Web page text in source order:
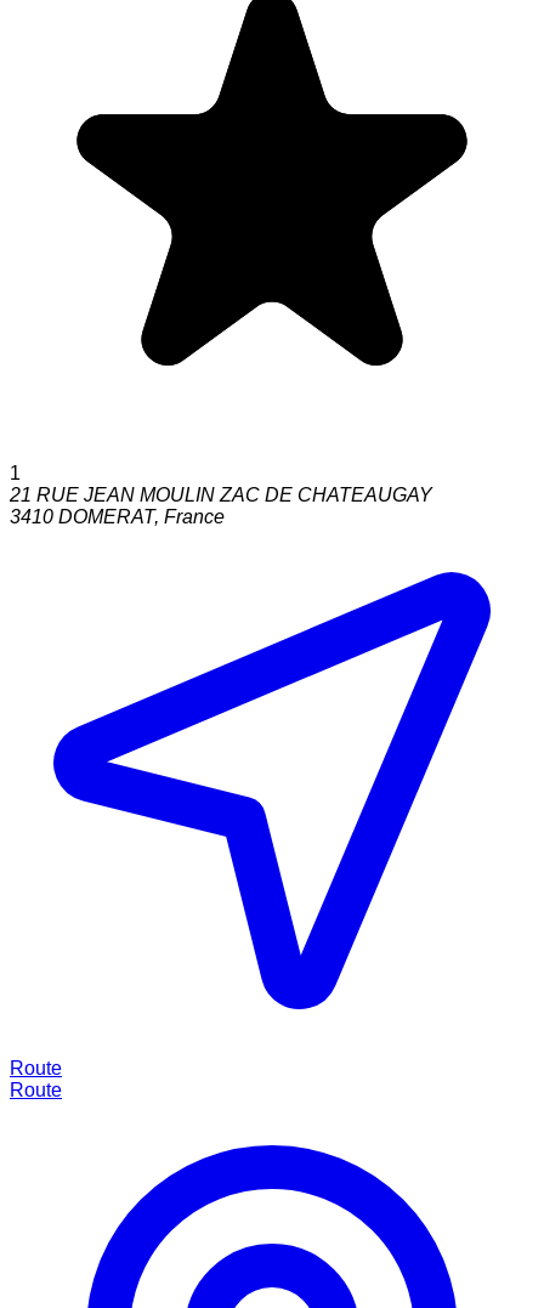
1
21 RUE JEAN MOULIN ZAC DE CHATEAUGAY
3410 DOMERAT, France
Route
Route